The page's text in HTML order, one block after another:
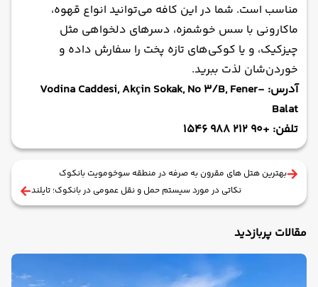
مناسب است. شما در این کافه می‌توانید انواع قهوه،
ماکارونی با سس خوشمزه، دسرهای دلخواهی مثل
چیزکیک، و یا کوکی‌های تازه پخت را سفارش داده و
خوردن‌شان لذت ببرید.
آدرس: Vodina Caddesi, Akçin Sokak, No 3/B, Fener-
Balat
تلفن: +90 212 988 1546
بهترین هتل های مقرون به صرفه در منطقه سوخومویت بانکوک
نکاتی در مورد سیستم حمل و نقل عمومی در بانکوک؛ تایلند
مقالات پربازدید